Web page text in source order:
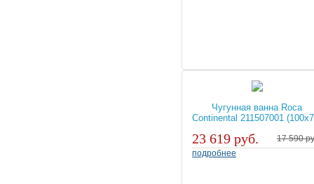
Чугунная ванна Roca
Continental 211507001
17 590
23 619 руб.
подробнее